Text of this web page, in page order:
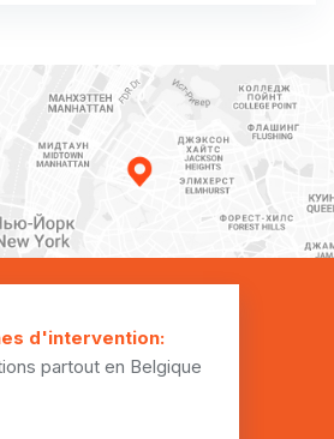
Cambron-Casteau
Chièvres
Cordes
Dergneau
Fouleng
d'intervention:
partout en Belgique